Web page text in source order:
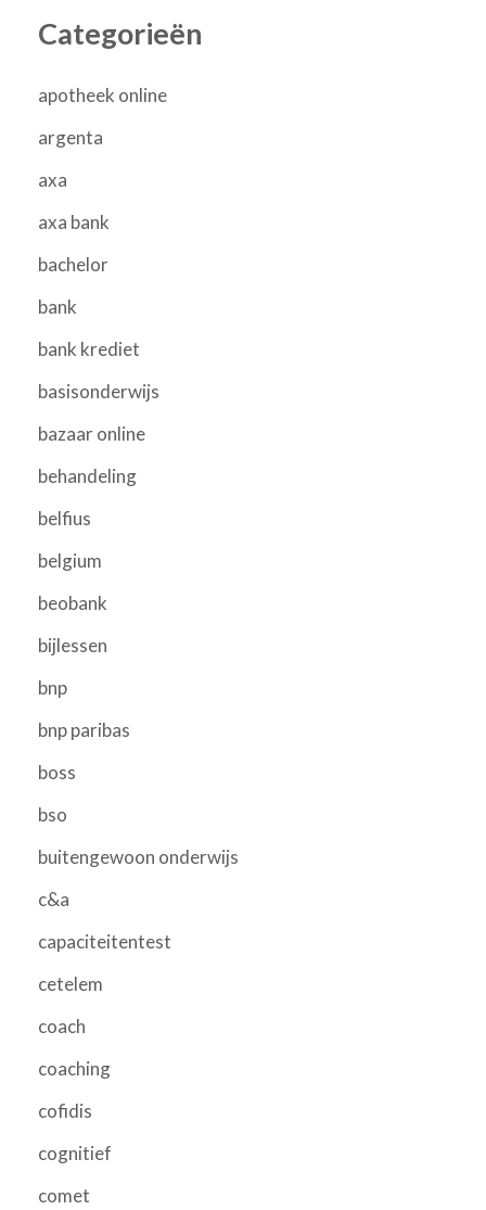
Categorieën
apotheek online
argenta
axa
axa bank
bachelor
bank
bank krediet
basisonderwijs
bazaar online
behandeling
belfius
belgium
beobank
bijlessen
bnp
bnp paribas
boss
bso
buitengewoon onderwijs
c&a
capaciteitentest
cetelem
coach
coaching
cofidis
cognitief
comet